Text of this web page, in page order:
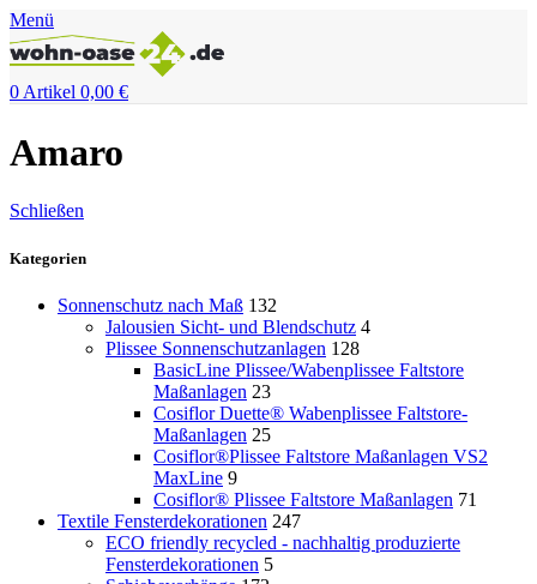
Menü
0Artikel 0,00 €
Amaro
Schließen
Kategorien
Sonnenschutz nach Maß 132
Jalousien Sicht- und Blendschutz 4
Plissee Sonnenschutzanlagen 128
BasicLine Plissee/Wabenplissee Faltstore
Maßanlagen 23
Cosiflor Duette® Wabenplissee Faltstore-
Maßanlagen 25
Cosiflor®Plissee Faltstore Maßanlagen VS2
MaxLine 9
Cosiflor® Plissee Faltstore Maßanlagen 71
Textile Fensterdekorationen 247
ECO friendly recycled - nachhaltig produzierte
Fensterdekorationen 5